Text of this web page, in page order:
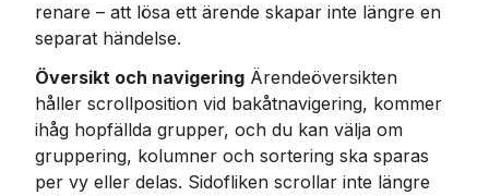
renare – att lösa ett ärende skapar inte längre en
separat händelse.
Översikt och navigering Ärendeöversikten
håller scrollposition vid bakåtnavigering, kommer
ihåg hopfällda grupper, och du kan välja om
gruppering, kolumner och sortering ska sparas
per vy eller delas. Sidofliken scrollar inte längre